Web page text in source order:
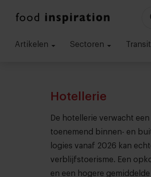
Artikelen Sectoren
Hotellerie
De hotellerie verwacht
toenemend binnen- en
logies vanaf 2026 kan
verblijfstoerisme. Een
en een hogere